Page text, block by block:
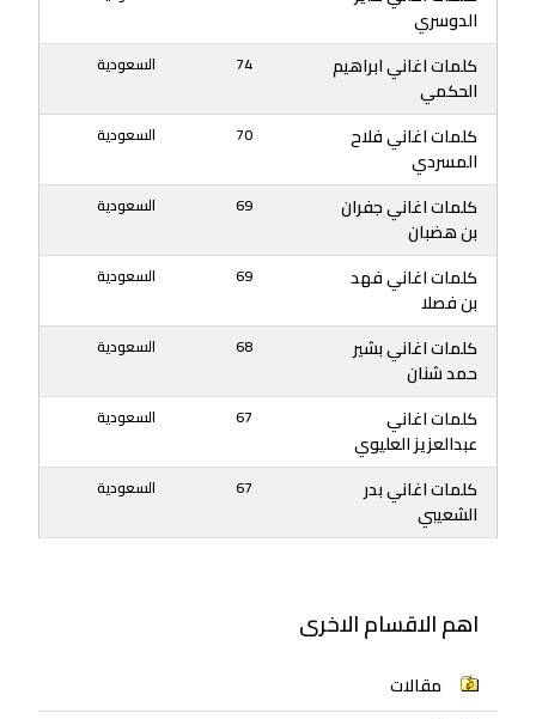
الدوسري
كلمات اغاني ابراهيم
الحكمي
74 السعودية
كلمات اغاني فلاح
المسردي
70 السعودية
كلمات اغاني جفران
بن هضبان
69 السعودية
كلمات اغاني فهد
بن فصلا
69 السعودية
كلمات اغاني بشير
حمد شنان
68 السعودية
كلمات اغاني
عبدالعزيز العليوي
67 السعودية
كلمات اغاني بدر
الشعيبي
67 السعودية
اهم الاقسام الاخرى
مقالات